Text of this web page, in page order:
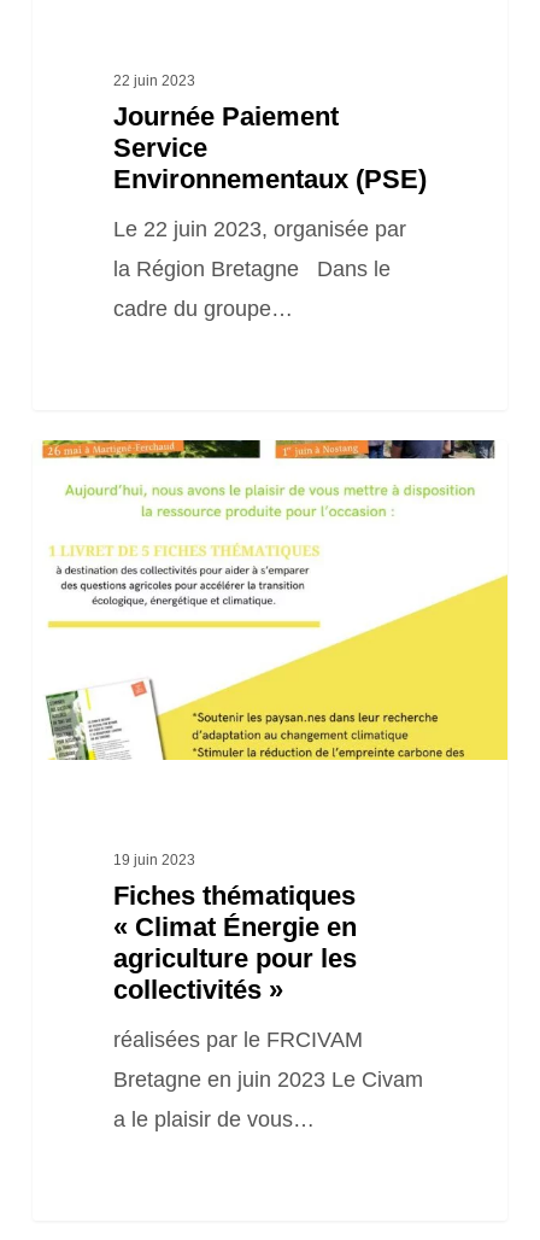
22 juin 2023
Journée Paiement
Service
Environnementaux (PSE)
Le 22 juin 2023, organisée par
la Région Bretagne Dans le
cadre du groupe…
Fiches
thématiques
Énergie
en
pour
les
19 juin 2023
Fiches thématiques
« Climat Énergie en
agriculture pour les
collectivités »
réalisées par le FRCIVAM
Bretagne en juin 2023 Le Civam
a le plaisir de vous…